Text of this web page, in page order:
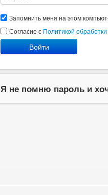
Запомнить меня на этом
Согласие с Политикой
Войти
Я не помню пароль и